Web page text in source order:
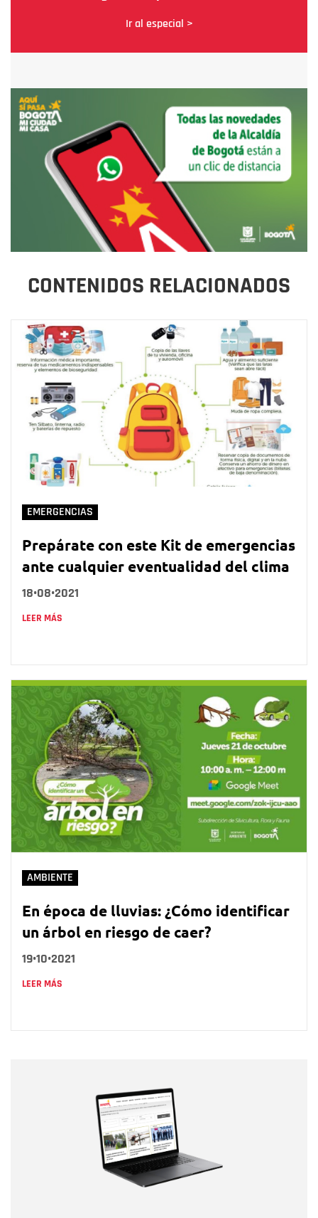
Ir al especial >
CONTENIDOS RELACIONADOS
EMERGENCIAS
Prepárate con este Kit de emergencias
ante cualquier eventualidad del clima
18•08•2021
LEER MÁS
AMBIENTE
En época de lluvias: ¿Cómo identificar
un árbol en riesgo de caer?
19•10•2021
LEER MÁS
Correo electrónico
Tipo de comentario